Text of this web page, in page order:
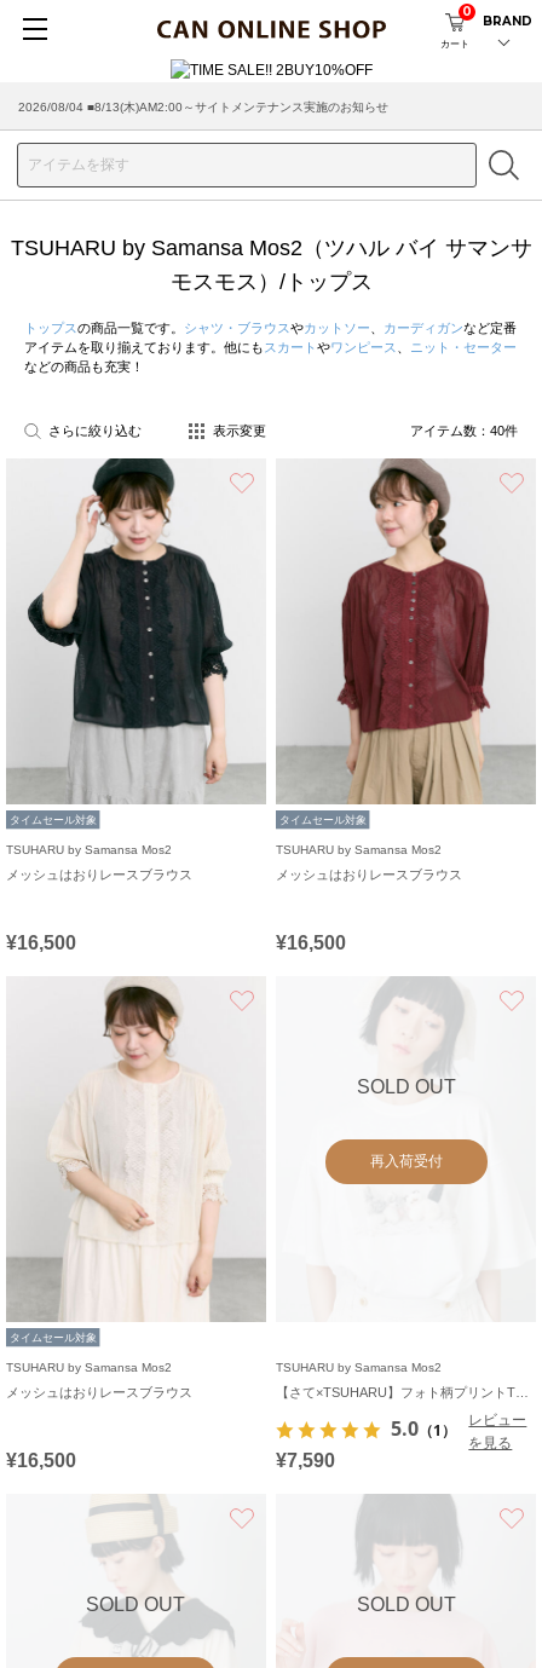
カート
0
BRAND
2026/08/04 ■8/13(木)AM2:00～サイトメンテナンス実施のお知らせ
TSUHARU by Samansa Mos2（ツハル バイ サマンサ
モスモス）/トップス
トップスの商品一覧です。 シャツ・ブラウスやカットソー カーディガンなど定番
アイテムを取り揃えております。他にも スカート やワンピース
ニット・セーター
などの商品も充実！
さらに絞り込む 表示変更 アイテム数： 40件
タイムセール対象
TSUHARU by Samansa Mos2
メッシュはおりレースブラウス
¥16,500
タイムセール対象
TSUHARU by Samansa Mos2
メッシュはおりレースブラウス
¥16,500
タイムセール対象
TSUHARU by Samansa Mos2
メッシュはおりレースブラウス
¥16,500
SOLD OUT
再入荷受付
TSUHARU by Samansa Mos2
5.0 （1）
レビュー
を見る
¥7,590
SOLD OUT SOLD OUT